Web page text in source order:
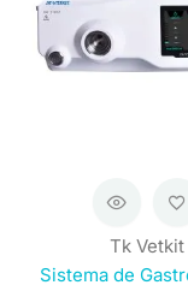
Tk Vetkit
Sistema de